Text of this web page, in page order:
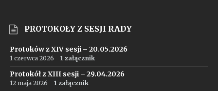
PROTOKOŁY Z SESJI RADY
Protoków z XIV sesji – 20.05.2026
1 czerwca 2026 1 załącznik
Protokół z XIII sesji – 29.04.2026
12 maja 2026 1 załącznik